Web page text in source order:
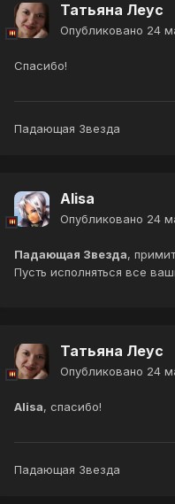
Татьяна Леус
Опубликовано 24
Спасибо!
Падающая Звезда
Alisa
Опубликовано 24
Падающая Звезда,
Пусть исполняться все
Татьяна Леус
Опубликовано 24
Alisa, спасибо!
Падающая Звезда